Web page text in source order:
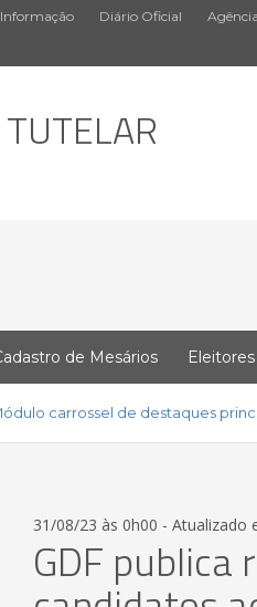
Informação Diário Oficial
de Mesários Eleitores
carrossel de destaques
31/08/23 às 0h00 - Atualizado
GDF publica